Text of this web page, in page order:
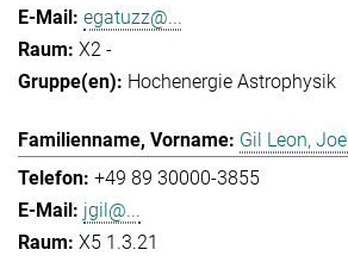
egatuzz@...
X2 -
Hochenergie Astrophysik
Gil Leon, Joel
+49 89 30000-3855
jgil@...
X5 1.3.21